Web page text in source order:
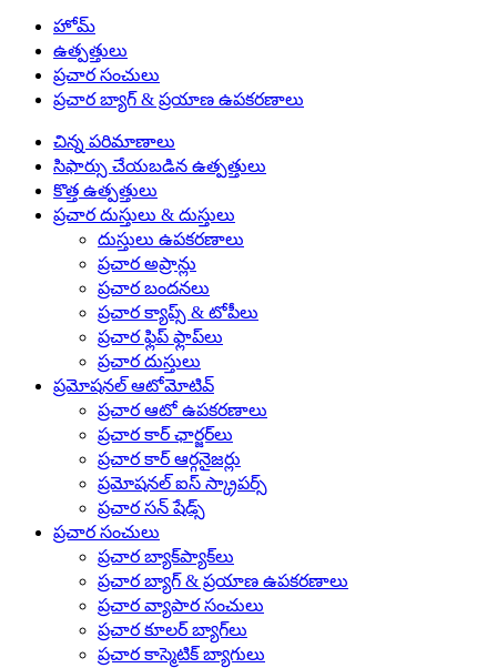
హోమ్
ఉత్పత్తులు
ప్రచార సంచులు
ప్రచార బ్యాగ్ & ప్రయాణ ఉపకరణాలు
చిన్న పరిమాణాలు
సిఫార్సు చేయబడిన ఉత్పత్తులు
కొత్త ఉత్పత్తులు
ప్రచార దుస్తులు & దుస్తులు
దుస్తులు ఉపకరణాలు
ప్రచార అప్రాన్లు
ప్రచార బందనలు
ప్రచార క్యాప్స్ & టోపీలు
ప్రచార ఫ్లిప్ ఫ్లాప్‌లు
ప్రచార దుస్తులు
ప్రమోషనల్ ఆటోమోటివ్
ప్రచార ఆటో ఉపకరణాలు
ప్రచార కార్ ఛార్జర్‌లు
ప్రచార కార్ ఆర్గనైజర్లు
ప్రమోషనల్ ఐస్ స్క్రాపర్స్
ప్రచార సన్ షేడ్స్
ప్రచార సంచులు
ప్రచార బ్యాక్‌ప్యాక్‌లు
ప్రచార బ్యాగ్ & ప్రయాణ ఉపకరణాలు
ప్రచార వ్యాపార సంచులు
ప్రచార కూలర్ బ్యాగ్‌లు
ప్రచార కాస్మెటిక్ బ్యాగులు